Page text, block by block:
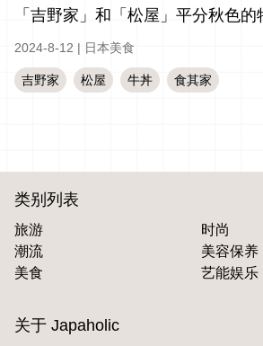
「吉野家」和「松屋」平分秋色的
2024-8-12 | 日本美食
吉野家 松屋 牛丼 食其家
类别列表
旅游
时尚
潮流
美容保养
美食
艺能娱乐
关于 Japaholic